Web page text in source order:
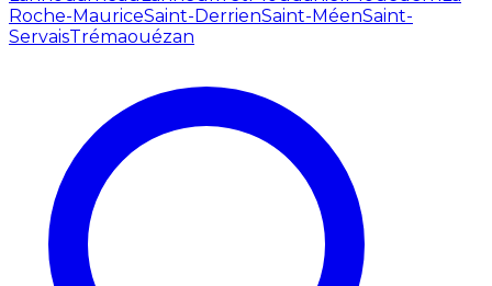
Roche-MauriceSaint-DerrienSaint-MéenSaint-
ServaisTrémaouézan